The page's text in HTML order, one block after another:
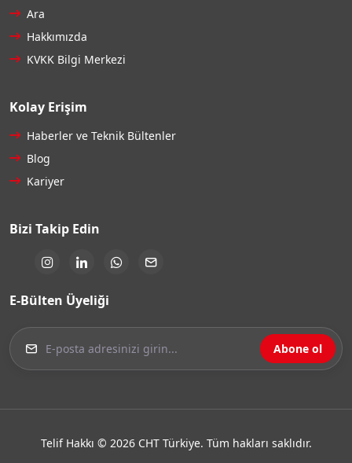
Ara
Hakkımızda
KVKK Bilgi Merkezi
Kolay Erişim
Haberler ve Teknik Bültenler
Blog
Kariyer
Bizi Takip Edin
E-Bülten Üyeliği
Abone ol
Telif Hakkı © 2026 CHT Türkiye. Tüm hakları saklıdır.